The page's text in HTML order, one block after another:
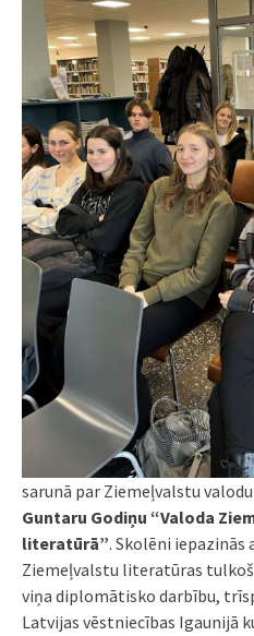
sarunā par Ziemeļvalstu
Guntaru Godiņu “Valoda
literatūrā”. Skolēni iepazinās
Ziemeļvalstu literatūras
viņa diplomātisko darbību,
Latvijas vēstniecības Igaunijā